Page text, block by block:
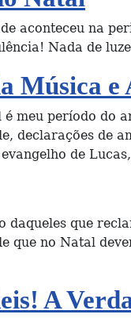
aconteceu na
Nada de
Música e
é meu período
declarações de
de
daqueles que
que no Natal
A